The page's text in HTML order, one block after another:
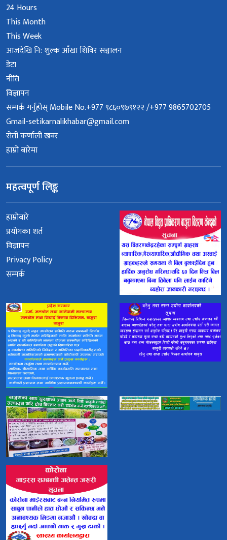
24 Hours
This Month
This Week
आजदेखि नि: शुल्क आँखा शिविर सञ्चालन
डेटा
नीति
विज्ञापन
सम्पर्क गर्नुहोस् Mobile No.+977 ९८६०९७९१२२ /+977 9865702705
Gmail-setikarnalikhabar@gmail.com
सेती कर्णाली खबर
हाम्रो बारेमा
महत्वपूर्ण लिङ्क
हाम्रोबारे
प्रयोगका शर्त
विज्ञापन
Privacy Policy
सम्पर्क